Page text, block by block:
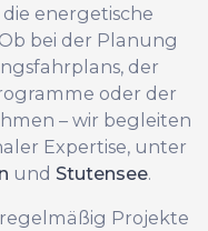
energetische
bei der Planung
der
oder der
– wir begleiten
Expertise, unter
und Stutensee.
Projekte